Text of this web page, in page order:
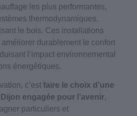
les plus performantes,
thermodynamiques,
le bois. Ces installations
durablement le confort
l’impact environnemental
énergétiques.
c’est faire le choix d’une
engagée pour l’avenir,
particuliers et